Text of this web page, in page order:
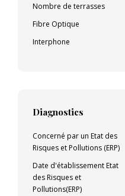
Nombre de terrasses
Fibre Optique
Interphone
Diagnostics
Concerné par un Etat des
Risques et Pollutions (ERP)
Date d'établissement Etat
des Risques et
Pollutions(ERP)